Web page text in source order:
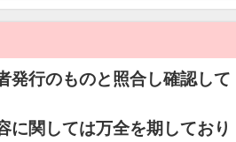
発行のものと照合し確認して
に関しては万全を期しており